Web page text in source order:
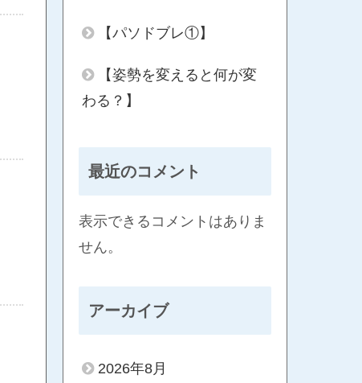
【パソドブレ①】
【姿勢を変えると何が変
わる？】
最近のコメント
表示できるコメントはありま
せん。
アーカイブ
2026年8月